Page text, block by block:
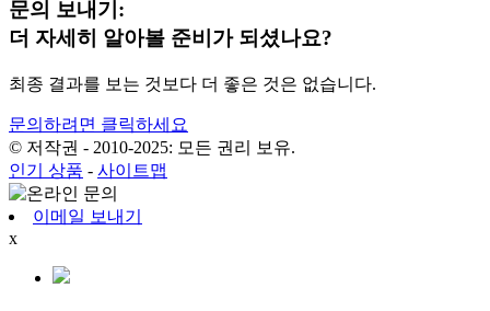
문의 보내기:
더 자세히 알아볼 준비가 되셨나요?
최종 결과를 보는 것보다 더 좋은 것은 없습니다.
문의하려면 클릭하세요
© 저작권 - 2010-2025: 모든 권리 보유.
인기 상품 - 사이트맵
이메일 보내기
x